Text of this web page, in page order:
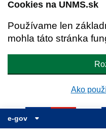
Cookies na UNMS.sk
Používame len
mohla táto stránka
Ako
e-gov